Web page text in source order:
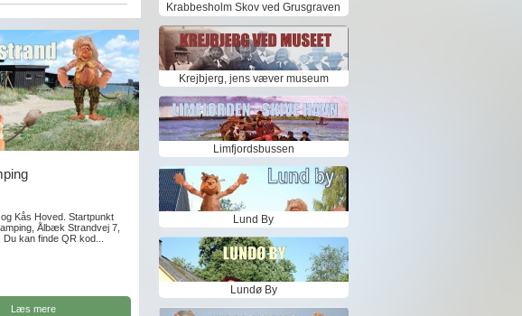
Kås Hoved. Startpunkt
Ålbæk Strandvej 7,
kan finde QR kod...
Læs mere
Krabbesholm Skov ved Grusgraven
Krejbjerg, jens væver museum
Limfjordsbussen
Lund By
Lundø By